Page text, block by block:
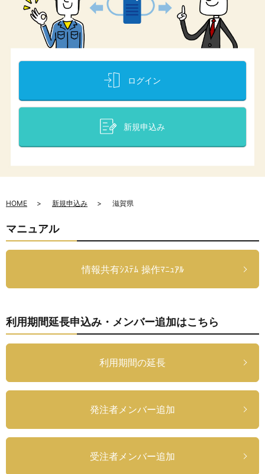
ログイン
新規申込み
HOME 新規申込み 滋賀県
マニュアル
情報共有ｼｽﾃﾑ 操作ﾏﾆｭｱﾙ
利用期間延長申込み・メンバー追加はこちら
利用期間の延長
発注者メンバー追加
受注者メンバー追加